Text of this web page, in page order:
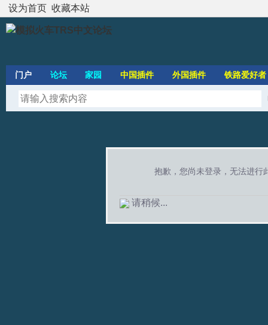
设为首页 收藏本站
门户 论坛 家园 中国插件 外国插件 铁路爱好者
抱歉，您尚未登录，无法进行
请稍候...